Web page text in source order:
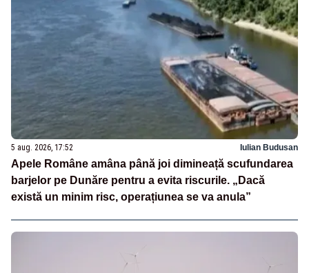
5 aug. 2026, 17:52 Iulian Budusan
Apele Române amâna până joi dimineață scufundarea
barjelor pe Dunăre pentru a evita riscurile. „Dacă
există un minim risc, operațiunea se va anula”